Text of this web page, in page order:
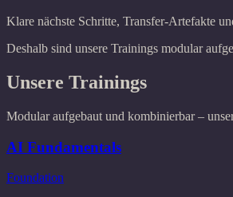
Klare nächste Schritte, Transfer-Artefakte
Deshalb sind unsere Trainings modular
Unsere Trainings
Modular aufgebaut und kombinierbar –
AI Fundamentals
Foundation